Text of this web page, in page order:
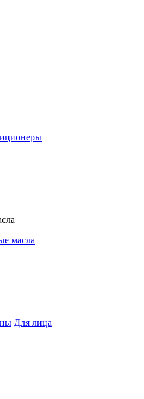
масла
Для лица